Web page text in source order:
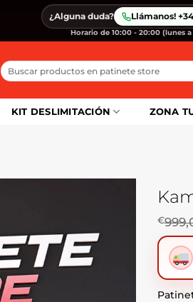
¿Alguna duda? Llámanos!
Horario de 10:00 - 20:00 (lunes a
Buscar
por:
KIT DESLIMITACIÓN ZONA
€